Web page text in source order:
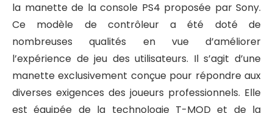
la manette de la console PS4 proposée par Sony.
Ce modèle de contrôleur a été doté de
nombreuses qualités en vue d’améliorer
l’expérience de jeu des utilisateurs. Il s’agit d’une
manette exclusivement conçue pour répondre aux
diverses exigences des joueurs professionnels. Elle
est équipée de la technologie T-MOD et de la